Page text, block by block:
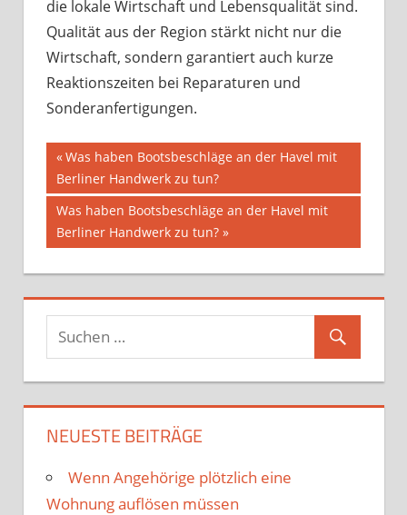
die lokale Wirtschaft und Lebensqualität sind.
Qualität aus der Region stärkt nicht nur die
Wirtschaft, sondern garantiert auch kurze
Reaktionszeiten bei Reparaturen und
Sonderanfertigungen.
Beitragsnavigation
Vorheriger
Beitrag:
Was haben Bootsbeschläge an der Havel mit
Berliner Handwerk zu tun?
Nächster
Beitrag:
Was haben Bootsbeschläge an der Havel mit
Berliner Handwerk zu tun?
NEUESTE BEITRÄGE
Wenn Angehörige plötzlich eine
Wohnung auflösen müssen